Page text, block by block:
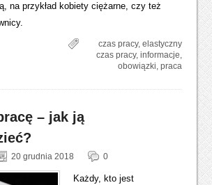
na przykład kobiety ciężarne, czy też
czas pracy,elastyczny
czas pracy,informacje,
obowiązki,praca
– jak ją
20 grudnia 2018 0
Każdy, kto jest